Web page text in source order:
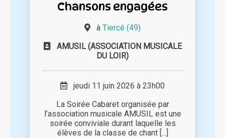
Chansons engagées
à Tiercé (49)
AMUSIL (ASSOCIATION MUSICALE
DU LOIR)
jeudi 11 juin 2026 à 23h00
La Soirée Cabaret organisée par
l’association musicale AMUSIL est une
soirée conviviale durant laquelle les
élèves de la classe de chant [...]